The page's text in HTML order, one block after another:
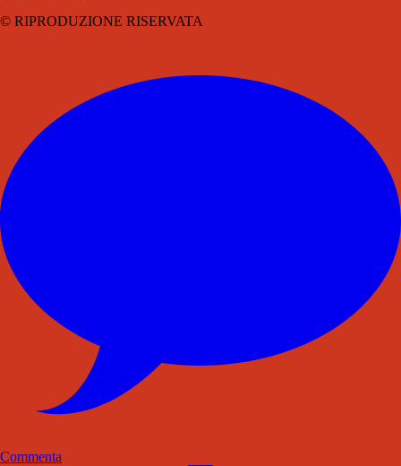
© RIPRODUZIONE RISERVATA
Commenta